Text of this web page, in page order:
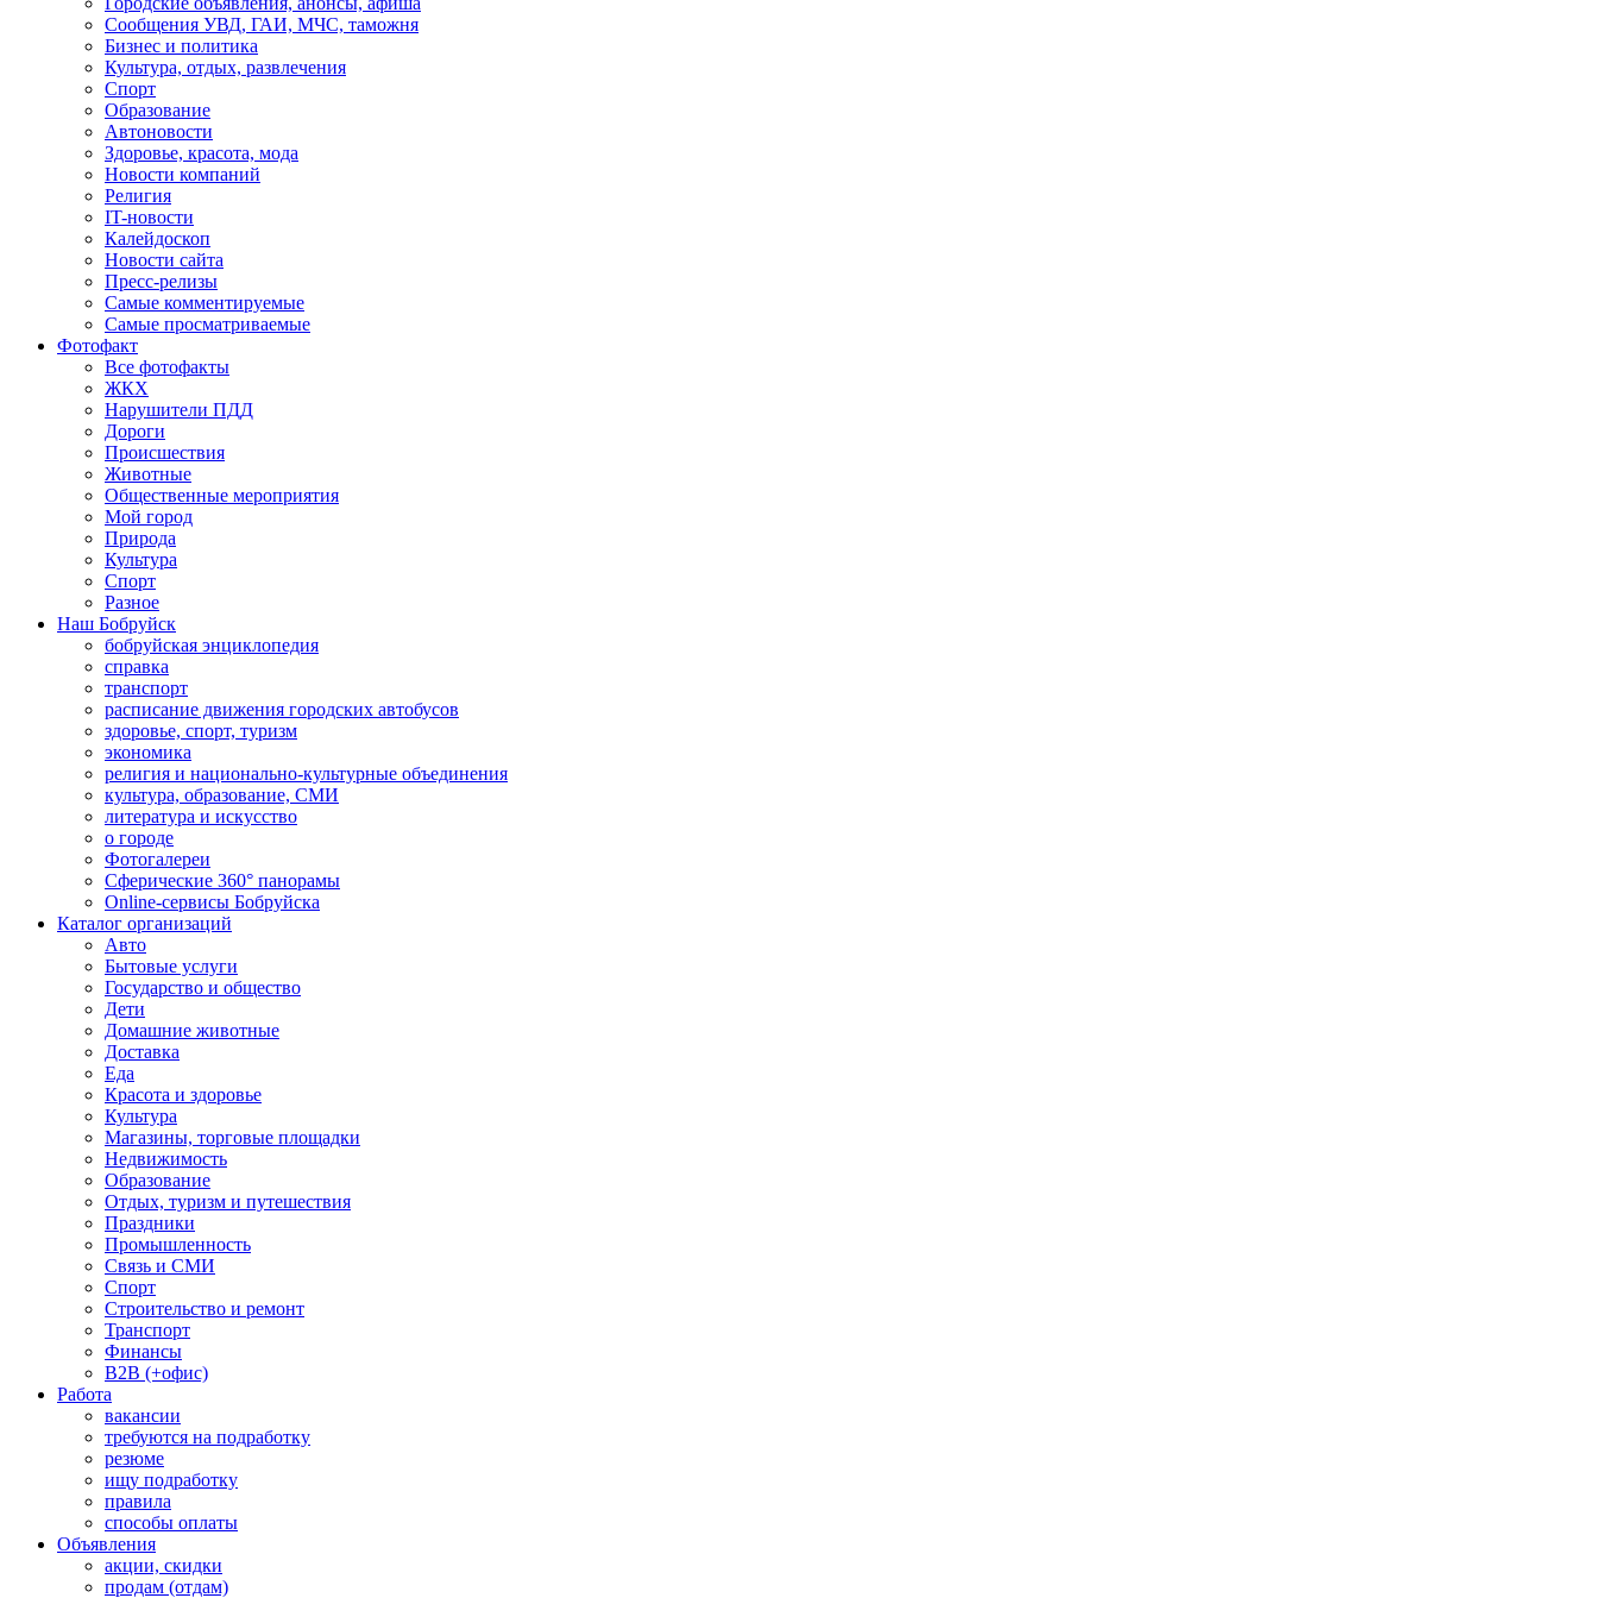
Сообщения УВД, ГАИ, МЧС, таможня
Бизнес и политика
Культура, отдых, развлечения
Спорт
Образование
Автоновости
Здоровье, красота, мода
Новости компаний
Религия
IT-новости
Калейдоскоп
Новости сайта
Пресс-релизы
Самые комментируемые
Самые просматриваемые
Фотофакт
Все фотофакты
ЖКХ
Нарушители ПДД
Дороги
Происшествия
Животные
Общественные мероприятия
Мой город
Природа
Культура
Спорт
Разное
Наш Бобруйск
бобруйская энциклопедия
справка
транспорт
расписание движения городских автобусов
здоровье, спорт, туризм
экономика
религия и национально-культурные объединения
культура, образование, СМИ
литература и искусство
о городе
Фотогалереи
Сферические 360° панорамы
Online-сервисы Бобруйска
Каталог организаций
Авто
Бытовые услуги
Государство и общество
Дети
Домашние животные
Доставка
Еда
Красота и здоровье
Культура
Магазины, торговые площадки
Недвижимость
Образование
Отдых, туризм и путешествия
Праздники
Промышленность
Связь и СМИ
Спорт
Строительство и ремонт
Транспорт
Финансы
B2B (+офис)
Работа
вакансии
требуются на подработку
резюме
ищу подработку
правила
способы оплаты
Объявления
акции, скидки
продам (отдам)